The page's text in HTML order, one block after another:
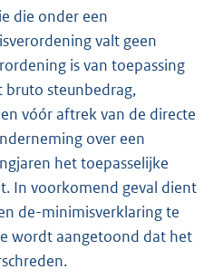
die onder een
valt geen
is van toepassing
bruto steunbedrag,
vóór aftrek van de directe
over een
het toepasselijke
In voorkomend geval dient
de-minimisverklaring te
wordt aangetoond dat het